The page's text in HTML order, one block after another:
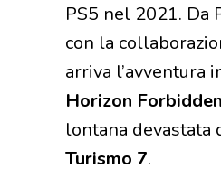
PS5 nel 2021. Da
con la
arriva l’avventura
Horizon
lontana
Turismo 7.